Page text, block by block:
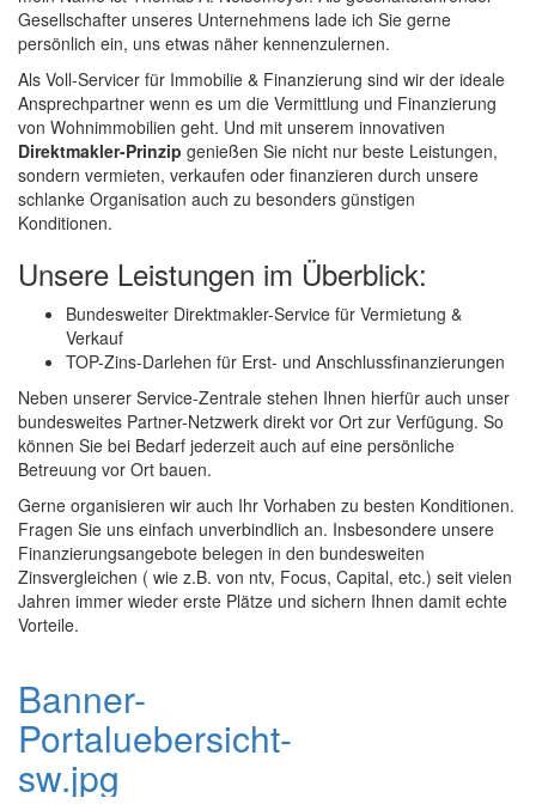
Gesellschafter unseres Unternehmens lade ich Sie gerne
persönlich ein, uns etwas näher kennenzulernen.
Als Voll-Servicer für Immobilie & Finanzierung sind wir der ideale
Ansprechpartner wenn es um die Vermittlung und Finanzierung
von Wohnimmobilien geht. Und mit unserem innovativen
Direktmakler-Prinzip genießen Sie nicht nur beste Leistungen,
sondern vermieten, verkaufen oder finanzieren durch unsere
schlanke Organisation auch zu besonders günstigen
Konditionen.
Unsere Leistungen im Überblick:
Bundesweiter Direktmakler-Service für Vermietung &
Verkauf
TOP-Zins-Darlehen für Erst- und Anschlussfinanzierungen
Neben unserer Service-Zentrale stehen Ihnen hierfür auch unser
bundesweites Partner-Netzwerk direkt vor Ort zur Verfügung. So
können Sie bei Bedarf jederzeit auch auf eine persönliche
Betreuung vor Ort bauen.
Gerne organisieren wir auch Ihr Vorhaben zu besten Konditionen.
Fragen Sie uns einfach unverbindlich an. Insbesondere unsere
Finanzierungsangebote belegen in den bundesweiten
Zinsvergleichen ( wie z.B. von ntv, Focus, Capital, etc.) seit vielen
Jahren immer wieder erste Plätze und sichern Ihnen damit echte
Vorteile.
Banner-
Portaluebersicht-
sw.jpg